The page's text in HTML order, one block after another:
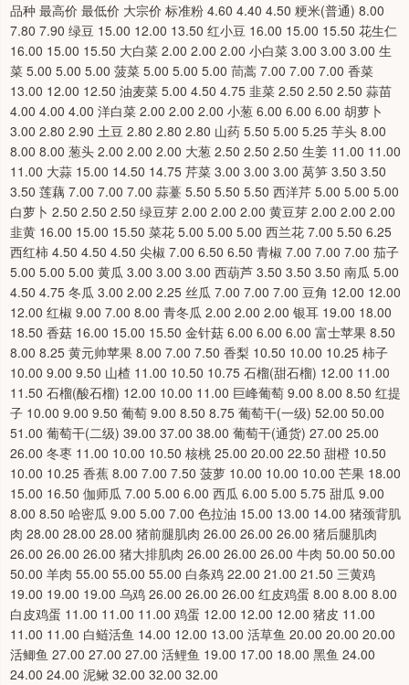
品种 最高价 最低价 大宗价 标准粉 4.60 4.40 4.50 粳米(普通) 8.00
7.80 7.90 绿豆 15.00 12.00 13.50 红小豆 16.00 15.00 15.50 花生仁
16.00 15.00 15.50 大白菜 2.00 2.00 2.00 小白菜 3.00 3.00 3.00 生
菜 5.00 5.00 5.00 菠菜 5.00 5.00 5.00 茼蒿 7.00 7.00 7.00 香菜
13.00 12.00 12.50 油麦菜 5.00 4.50 4.75 韭菜 2.50 2.50 2.50 蒜苗
4.00 4.00 4.00 洋白菜 2.00 2.00 2.00 小葱 6.00 6.00 6.00 胡萝卜
3.00 2.80 2.90 土豆 2.80 2.80 2.80 山药 5.50 5.00 5.25 芋头 8.00
8.00 8.00 葱头 2.00 2.00 2.00 大葱 2.50 2.50 2.50 生姜 11.00 11.00
11.00 大蒜 15.00 14.50 14.75 芹菜 3.00 3.00 3.00 莴笋 3.50 3.50
3.50 莲藕 7.00 7.00 7.00 蒜薹 5.50 5.50 5.50 西洋芹 5.00 5.00 5.00
白萝卜 2.50 2.50 2.50 绿豆芽 2.00 2.00 2.00 黄豆芽 2.00 2.00 2.00
韭黄 16.00 15.00 15.50 菜花 5.00 5.00 5.00 西兰花 7.00 5.50 6.25
西红柿 4.50 4.50 4.50 尖椒 7.00 6.50 6.50 青椒 7.00 7.00 7.00 茄子
5.00 5.00 5.00 黄瓜 3.00 3.00 3.00 西葫芦 3.50 3.50 3.50 南瓜 5.00
4.50 4.75 冬瓜 3.00 2.00 2.25 丝瓜 7.00 7.00 7.00 豆角 12.00 12.00
12.00 红椒 9.00 7.00 8.00 青冬瓜 2.00 2.00 2.00 银耳 19.00 18.00
18.50 香菇 16.00 15.00 15.50 金针菇 6.00 6.00 6.00 富士苹果 8.50
8.00 8.25 黄元帅苹果 8.00 7.00 7.50 香梨 10.50 10.00 10.25 柿子
10.00 9.00 9.50 山楂 11.00 10.50 10.75 石榴(甜石榴) 12.00 11.00
11.50 石榴(酸石榴) 12.00 10.00 11.00 巨峰葡萄 9.00 8.00 8.50 红提
子 10.00 9.00 9.50 葡萄 9.00 8.50 8.75 葡萄干(一级) 52.00 50.00
51.00 葡萄干(二级) 39.00 37.00 38.00 葡萄干(通货) 27.00 25.00
26.00 冬枣 11.00 10.00 10.50 核桃 25.00 20.00 22.50 甜橙 10.50
10.00 10.25 香蕉 8.00 7.00 7.50 菠萝 10.00 10.00 10.00 芒果 18.00
15.00 16.50 伽师瓜 7.00 5.00 6.00 西瓜 6.00 5.00 5.75 甜瓜 9.00
8.00 8.50 哈密瓜 9.00 5.00 7.00 色拉油 15.00 13.00 14.00 猪颈背肌
肉 28.00 28.00 28.00 猪前腿肌肉 26.00 26.00 26.00 猪后腿肌肉
26.00 26.00 26.00 猪大排肌肉 26.00 26.00 26.00 牛肉 50.00 50.00
50.00 羊肉 55.00 55.00 55.00 白条鸡 22.00 21.00 21.50 三黄鸡
19.00 19.00 19.00 乌鸡 26.00 26.00 26.00 红皮鸡蛋 8.00 8.00 8.00
白皮鸡蛋 11.00 11.00 11.00 鸡蛋 12.00 12.00 12.00 猪皮 11.00
11.00 11.00 白鲢活鱼 14.00 12.00 13.00 活草鱼 20.00 20.00 20.00
活鲫鱼 27.00 27.00 27.00 活鲤鱼 19.00 17.00 18.00 黑鱼 24.00
24.00 24.00 泥鳅 32.00 32.00 32.00